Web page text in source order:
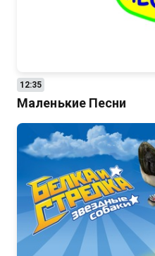
12:35
Маленькие Песни